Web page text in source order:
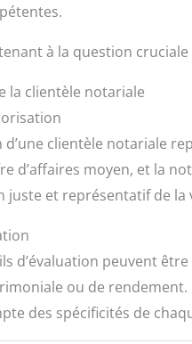
à la question cruciale
la clientèle notariale
d’une clientèle notariale
d’affaires moyen, et la
juste et représentatif de la
d’évaluation peuvent
ou de
des spécificités de